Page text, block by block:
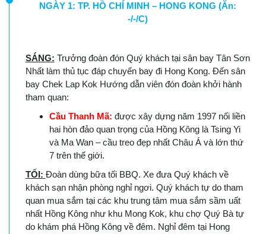
NGÀY 1: TP. HỒ CHÍ MINH – HONG KONG (Ăn:
-/-/C)
SÁNG: Trưởng đoàn đón Quý khách tại sân bay Tân Sơn
Nhất làm thủ tục đáp chuyến bay đi Hong Kong. Đến sân
bay Chek Lap Kok Hướng dẫn viên đón đoàn khởi hành
tham quan:
Cầu Thanh Mã: được xây dựng năm 1997 nối liền
hai hòn đảo quan trọng của Hồng Kông là Tsing Yi
và Ma Wan – cầu treo đẹp nhất Châu Á và lớn thứ
7 trên thế giới.
TỐI: Đoàn dùng bữa tối BBQ. Xe đưa Quý khách về
khách sạn nhận phòng nghỉ ngơi. Quý khách tự do tham
quan mua sắm tại các khu trung tâm mua sắm sầm uất
nhất Hồng Kông như khu Mong Kok, khu chợ Quý Bà tự
do khám phá Hồng Kông về đêm. Nghỉ đêm tại Hong